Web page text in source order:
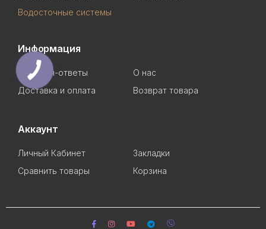
Водосточные системы
Информация
Вопросы-ответы
О нас
Доставка и оплата
Возврат товара
Аккаунт
Личный Кабинет
Закладки
Сравнить товары
Корзина